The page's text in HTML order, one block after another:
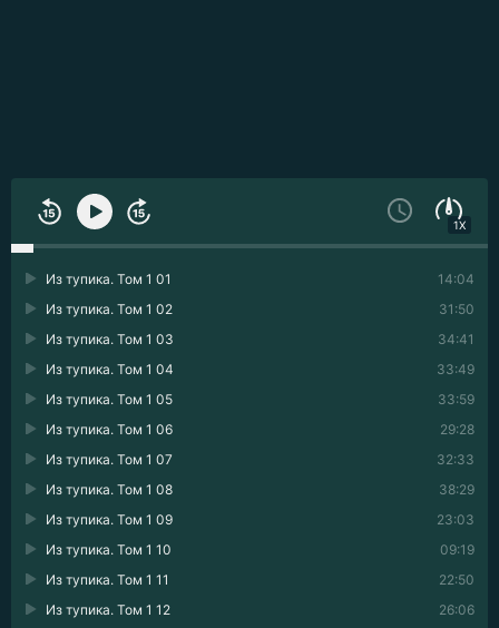
1X
14:04
Из тупика. Том 1 01
31:50
Из тупика. Том 1 02
34:41
Из тупика. Том 1 03
33:49
Из тупика. Том 1 04
33:59
Из тупика. Том 1 05
29:28
Из тупика. Том 1 06
32:33
Из тупика. Том 1 07
38:29
Из тупика. Том 1 08
23:03
Из тупика. Том 1 09
09:19
Из тупика. Том 1 10
22:50
Из тупика. Том 1 11
26:06
Из тупика. Том 1 12